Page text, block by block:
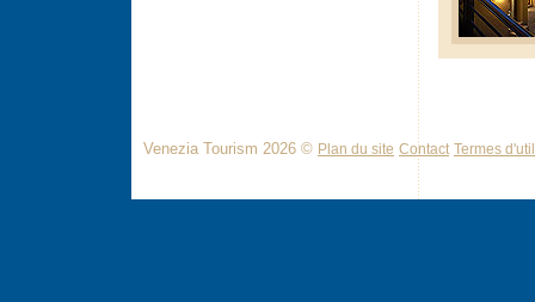
Venezia Tourism 2026 © Plan du site Contact Termes